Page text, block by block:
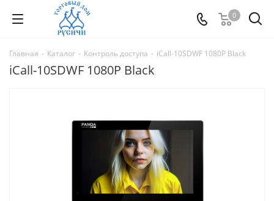
0
Главная - Каталог - Контроль доступа - iCall-10SDWF 1080P Black
iCall-10SDWF 1080P Black